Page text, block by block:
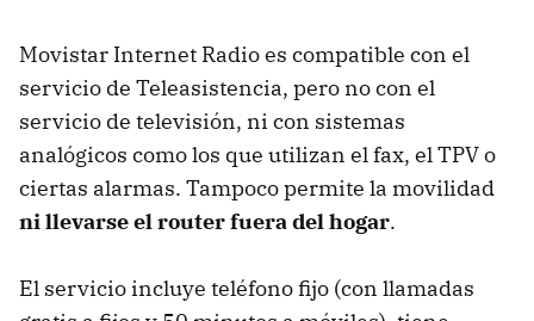
Movistar Internet Radio es compatible con el
servicio de Teleasistencia, pero no con el
servicio de televisión, ni con sistemas
analógicos como los que utilizan el fax, el TPV o
ciertas alarmas. Tampoco permite la movilidad
ni llevarse el router fuera del hogar.
El servicio incluye teléfono fijo (con llamadas